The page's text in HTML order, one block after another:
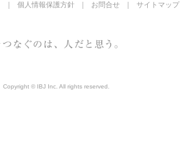
個人情報保護方針 お問合せ サイトマップ
Copyright © IBJ Inc. All rights reserved.